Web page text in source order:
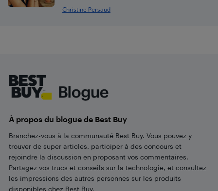
Christine Persaud
À propos du blogue de Best Buy
Branchez-vous à la communauté Best Buy. Vous pouvez y
trouver de super articles, participer à des concours et
rejoindre la discussion en proposant vos commentaires.
Partagez vos trucs et conseils sur la technologie, et consultez
les impressions des autres personnes sur les produits
disponibles chez Best Buy.